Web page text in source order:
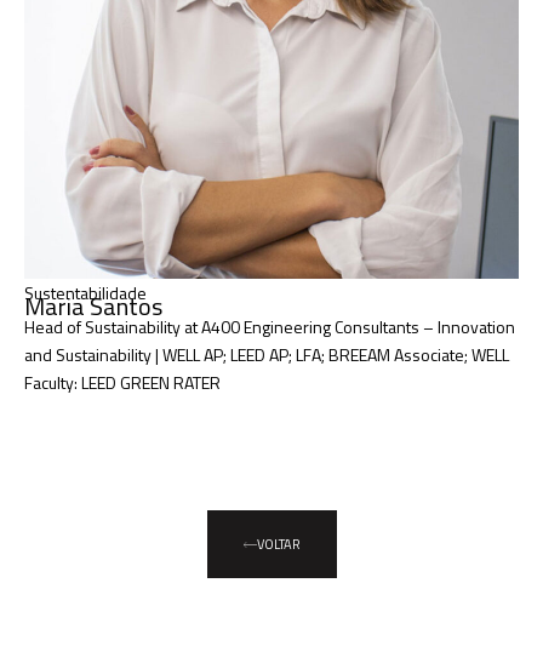
Sustentabilidade
Maria Santos
Head of Sustainability at A400 Engineering Consultants – Innovation
and Sustainability | WELL AP; LEED AP; LFA; BREEAM Associate; WELL
Faculty: LEED GREEN RATER
VOLTAR